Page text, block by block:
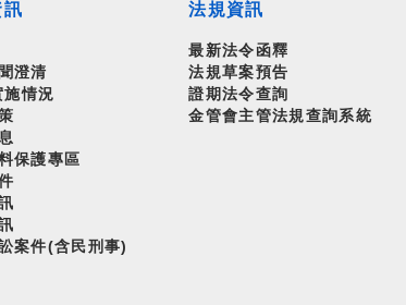
訊
澄清
施情況
保護專區
案件(含民刑事)
法規資訊
最新法令函釋
法規草案預告
證期法令查詢
金管會主管法規查詢系統